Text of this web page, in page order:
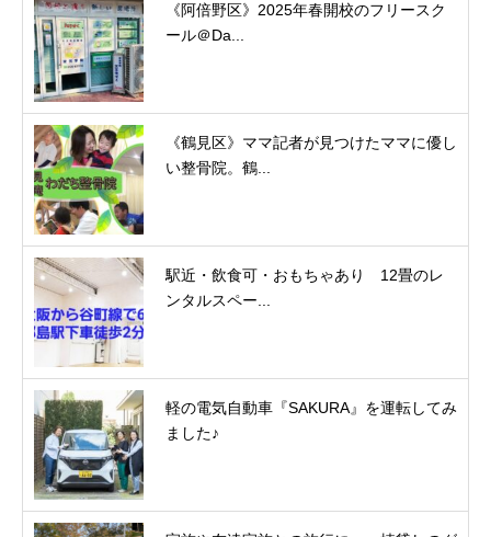
《阿倍野区》2025年春開校のフリースク
ール＠Da...
《鶴見区》ママ記者が見つけたママに優し
い整骨院。鶴...
駅近・飲食可・おもちゃあり 12畳のレ
ンタルスペー...
軽の電気自動車『SAKURA』を運転してみ
ました♪